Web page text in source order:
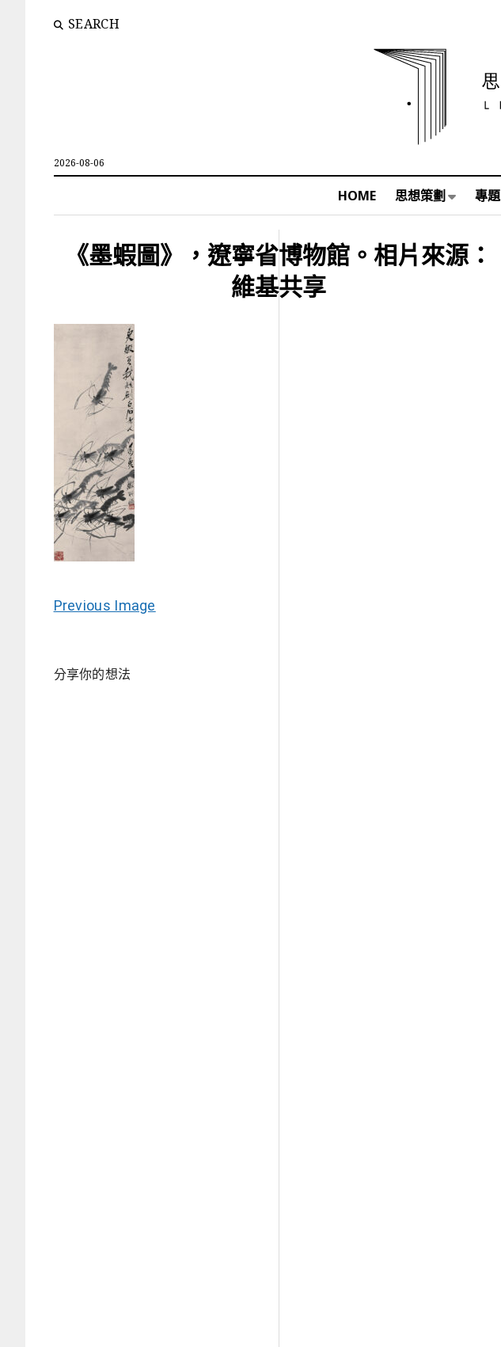
SEARCH
2026-08-06
HOME 思想策劃 專題
《墨蝦圖》，遼寧省博物館。相片來源：
維基共享
Previous Image
分享你的想法